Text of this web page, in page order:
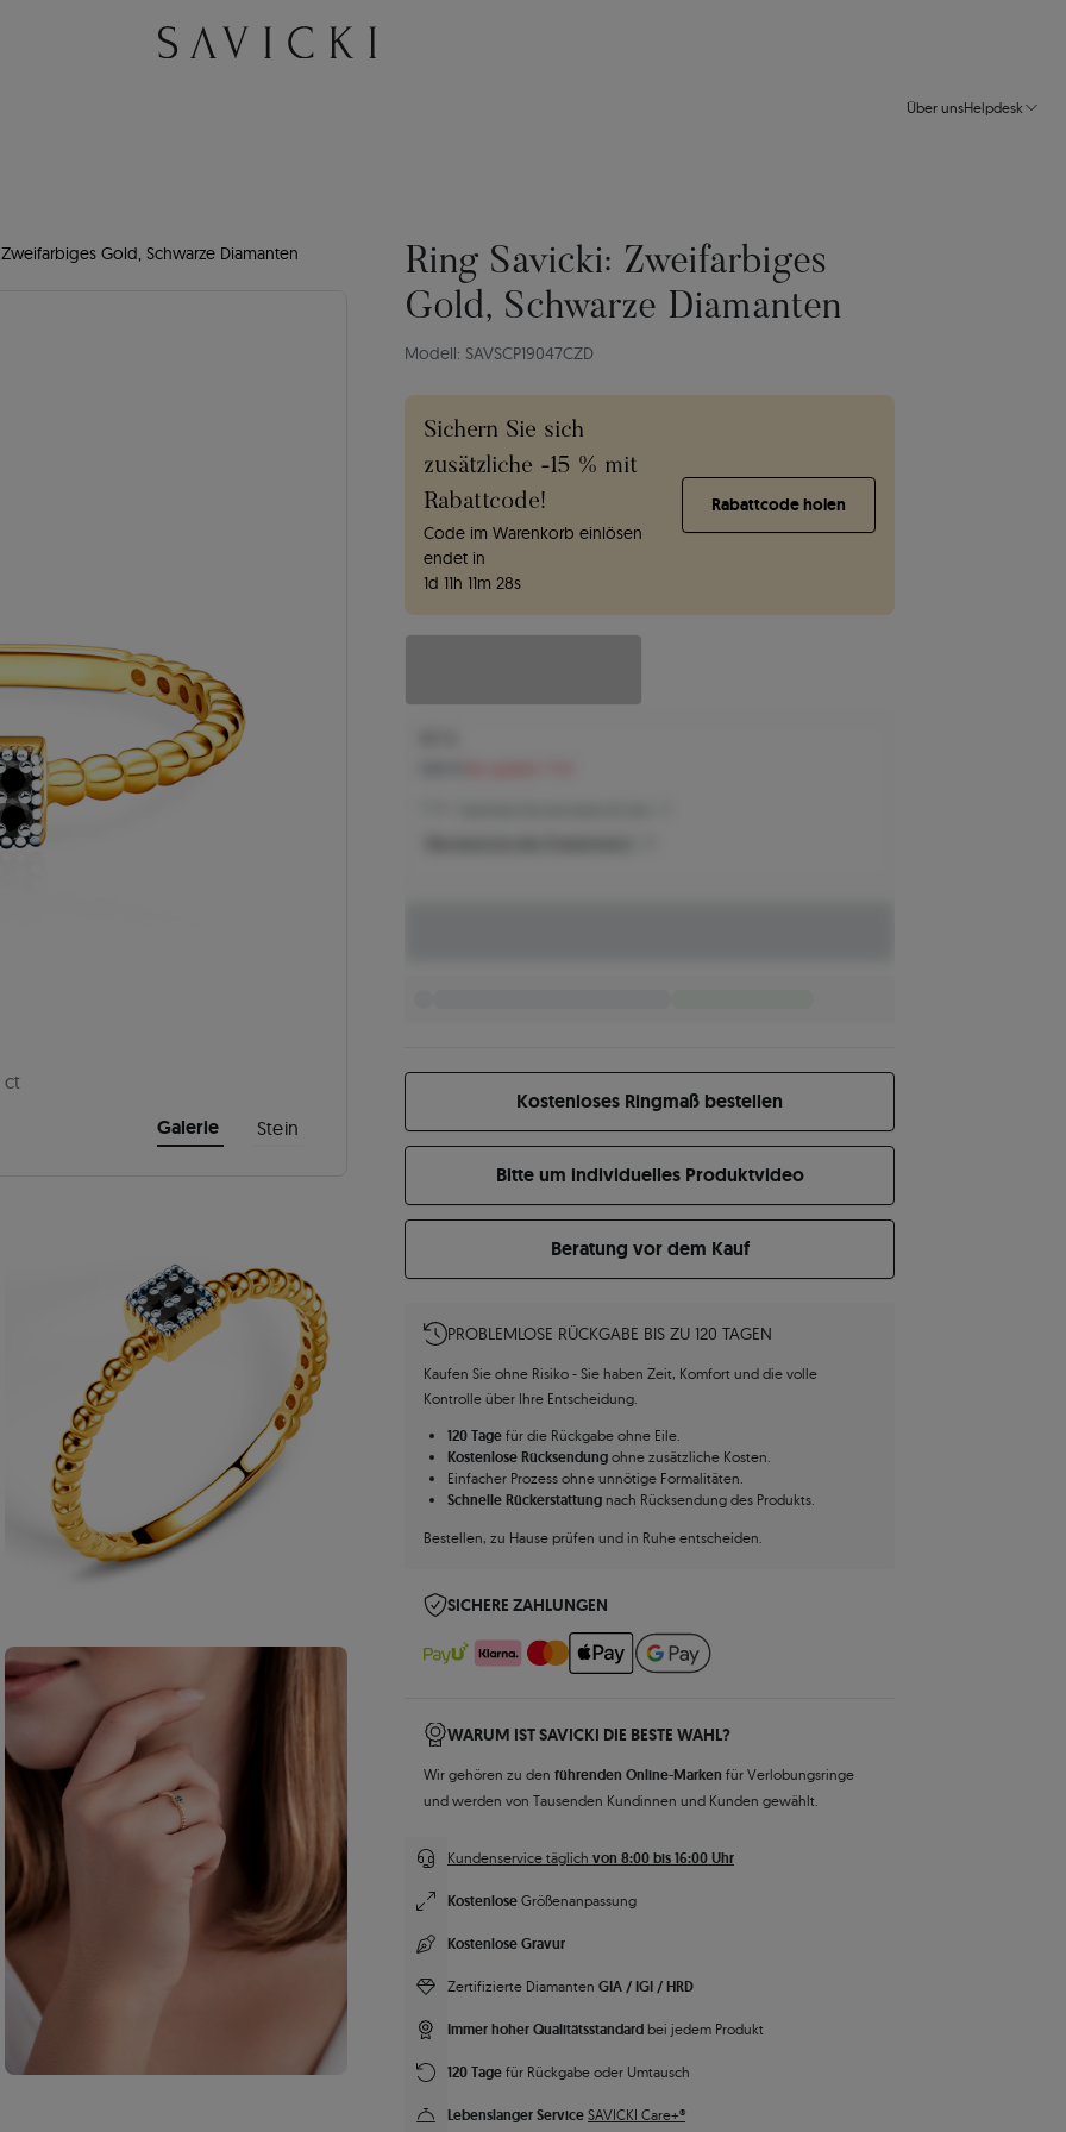
Über unsHelpdesk
Gold, Schwarze Diamanten
Galerie Stein
ct
Ring Savicki: Zweifarbiges
Gold, Schwarze Diamanten
Modell: SAVSCP19047CZD
Sichern Sie sich
zusätzliche -15 % mit
Rabattcode!
Code im Warenkorb einlösen
endet in
1d 11h 11m 27s
Rabattcode holen
Kostenloses Ringmaß bestellen
Bitte um individuelles Produktvideo
Beratung vor dem Kauf
PROBLEMLOSE RÜCKGABE BIS ZU 120 TAGEN
Kaufen Sie ohne Risiko - Sie haben Zeit, Komfort und die volle
Kontrolle über Ihre Entscheidung.
120 Tage für die Rückgabe ohne Eile.
Kostenlose Rücksendung ohne zusätzliche Kosten.
Einfacher Prozess ohne unnötige Formalitäten.
Schnelle Rückerstattung nach Rücksendung des Produkts.
Bestellen, zu Hause prüfen und in Ruhe entscheiden.
SICHERE ZAHLUNGEN
WARUM IST SAVICKI DIE BESTE WAHL?
Wir gehören zu den führenden Online-Marken für Verlobungsringe
und werden von Tausenden Kundinnen und Kunden gewählt.
Kundenservice täglich von 8:00 bis 16:00 Uhr
Kostenlose Größenanpassung
Kostenlose Gravur
Zertifizierte Diamanten GIA / IGI / HRD
Immer hoher Qualitätsstandard bei jedem Produkt
120 Tage für Rückgabe oder Umtausch
Lebenslanger Service SAVICKI Care+®